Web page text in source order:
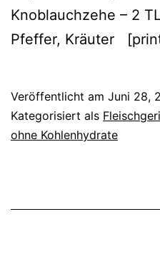
Knoblauchzehe – 2
Pfeffer, Kräuter
Veröffentlicht am Juni 28,
Kategorisiert als
ohne Kohlenhydrate